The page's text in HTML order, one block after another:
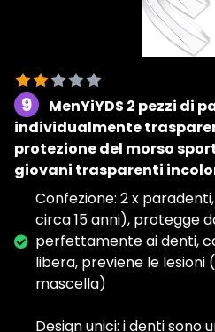
9
MenYiYDS 2 pezzi di
individualmente
protezione del morso
giovani trasparenti
Confezione: 2 x
circa 15 anni), protegge
perfettamente ai denti,
libera, previene le lesioni
mascella)
Design unici: i denti sono